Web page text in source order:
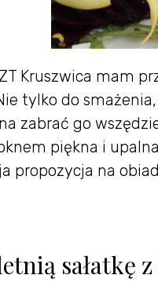
Kruszwica mam
tylko do
zabrać go
piękna i
propozycja na
sałatkę